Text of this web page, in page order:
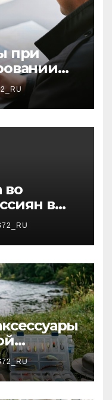
при
во
в
3 дней
и